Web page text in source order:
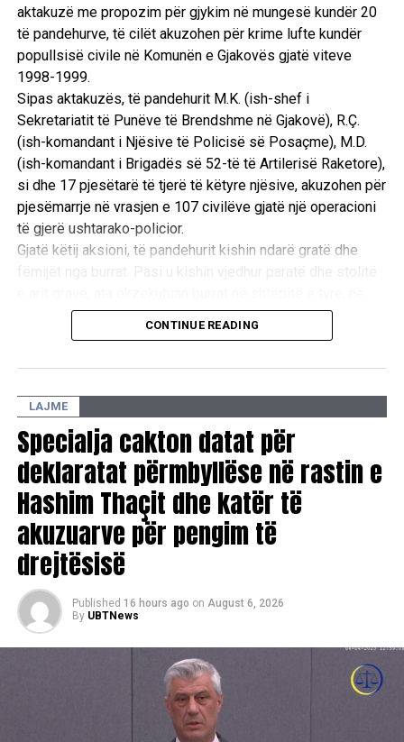
aktakuzë me propozim për gjykim në mungesë kundër 20
të pandehurve, të cilët akuzohen për krime lufte kundër
popullsisë civile në Komunën e Gjakovës gjatë viteve
1998-1999.
Sipas aktakuzës, të pandehurit M.K. (ish-shef i
Sekretariatit të Punëve të Brendshme në Gjakovë), R.Ç.
(ish-komandant i Njësive të Policisë së Posaçme), M.D.
(ish-komandant i Brigadës së 52-të të Artilerisë Raketore),
si dhe 17 pjesëtarë të tjerë të këtyre njësive, akuzohen për
pjesëmarrje në vrasjen e 107 civilëve gjatë një operacioni
të gjerë ushtarako-policior.
Gjatë këtij aksioni, të pandehurit kishin ndarë gratë dhe
oborre dhe te lokacioni i njohur si “Ura e Taliqit”, si dhe u
vunë flakën shtëpive të tyre. /E.A/
CONTINUE READING
LAJME
Specialja cakton datat për
deklaratat përmbyllëse në rastin e
Hashim Thaçit dhe katër të
akuzuarve për pengim të
drejtësisë
Published 16 hours ago on August 6, 2026
By UBTNews